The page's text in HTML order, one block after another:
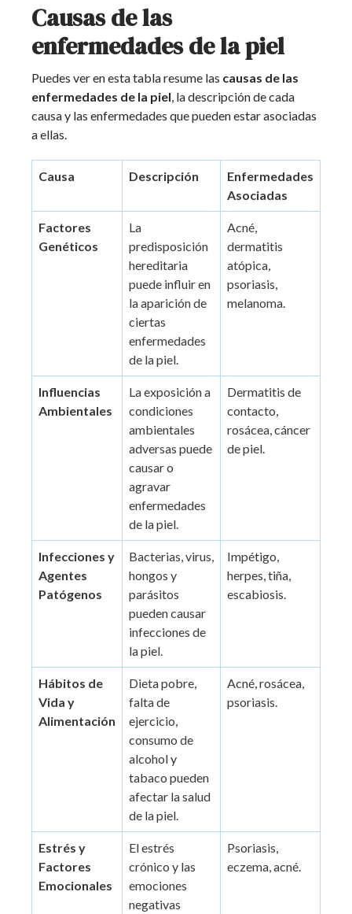
Causas de las
enfermedades de la piel
Puedes ver en esta tabla resume las causas de las
enfermedades de la piel, la descripción de cada
causa y las enfermedades que pueden estar asociadas
a ellas.
Causa Descripción
Enfermedades
Asociadas
Factores
Genéticos
La
predisposición
hereditaria
puede influir en
la aparición de
ciertas
enfermedades
de la piel.
Acné,
dermatitis
atópica,
psoriasis,
melanoma.
Influencias
Ambientales
La exposición a
condiciones
ambientales
adversas puede
causar o
agravar
enfermedades
de la piel.
Dermatitis de
contacto,
rosácea, cáncer
de piel.
Infecciones y
Agentes
Patógenos
Bacterias, virus,
hongos y
parásitos
pueden causar
infecciones de
la piel.
Impétigo,
herpes, tiña,
escabiosis.
Hábitos de
Vida y
Alimentación
Dieta pobre,
falta de
ejercicio,
consumo de
alcohol y
tabaco pueden
afectar la salud
de la piel.
Acné, rosácea,
psoriasis.
Estrés y
Factores
Emocionales
El estrés
crónico y las
emociones
negativas
Psoriasis,
eczema, acné.